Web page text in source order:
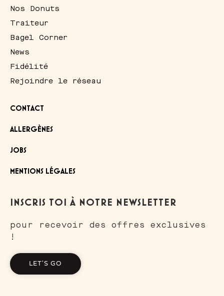
Nos Donuts
Traiteur
Bagel Corner
News
Fidélité
Rejoindre le réseau
CONTACT
ALLERGÈNES
JOBS
MENTIONS LÉGALES
INSCRIS TOI À NOTRE NEWSLETTER
pour recevoir des offres exclusives
!
LET'S GO